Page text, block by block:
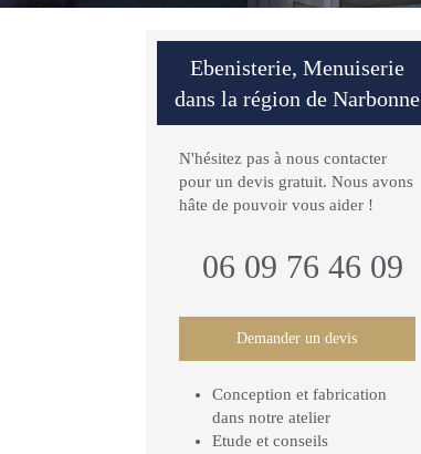
Ebenisterie, Menuiserie
dans la région de Narbonne
N'hésitez pas à nous contacter
pour un devis gratuit. Nous avons
hâte de pouvoir vous aider !
06 09 76 46 09
Demander un devis
Conception et fabrication
dans notre atelier
Etude et conseils